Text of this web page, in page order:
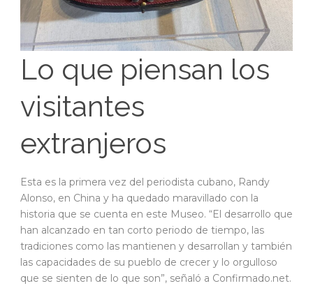
Lo que piensan los
visitantes
extranjeros
Esta es la primera vez del periodista cubano, Randy
Alonso, en China y ha quedado maravillado con la
historia que se cuenta en este Museo. “El desarrollo que
han alcanzado en tan corto periodo de tiempo, las
tradiciones como las mantienen y desarrollan y también
las capacidades de su pueblo de crecer y lo orgulloso
que se sienten de lo que son”, señaló a Confirmado.net.